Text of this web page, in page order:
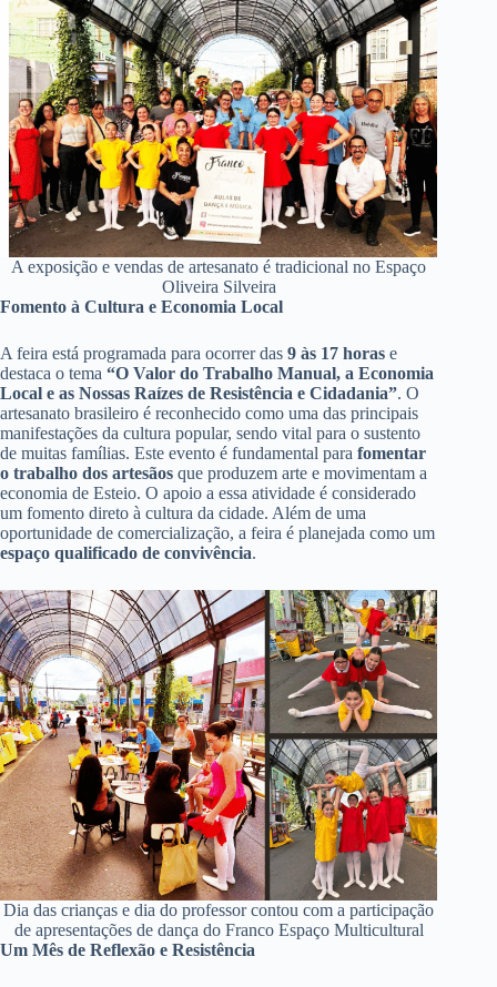
A exposição e vendas de artesanato é tradicional no Espaço
Oliveira Silveira
Fomento à Cultura e Economia Local
A feira está programada para ocorrer das 9 às 17 horas e
destaca o tema “O Valor do Trabalho Manual, a Economia
Local e as Nossas Raízes de Resistência e Cidadania”. O
artesanato brasileiro é reconhecido como uma das principais
manifestações da cultura popular, sendo vital para o sustento
de muitas famílias. Este evento é fundamental para fomentar
o trabalho dos artesãos que produzem arte e movimentam a
economia de Esteio. O apoio a essa atividade é considerado
um fomento direto à cultura da cidade. Além de uma
oportunidade de comercialização, a feira é planejada como um
espaço qualificado de convivência.
Dia das crianças e dia do professor contou com a participação
de apresentações de dança do Franco Espaço Multicultural
Um Mês de Reflexão e Resistência